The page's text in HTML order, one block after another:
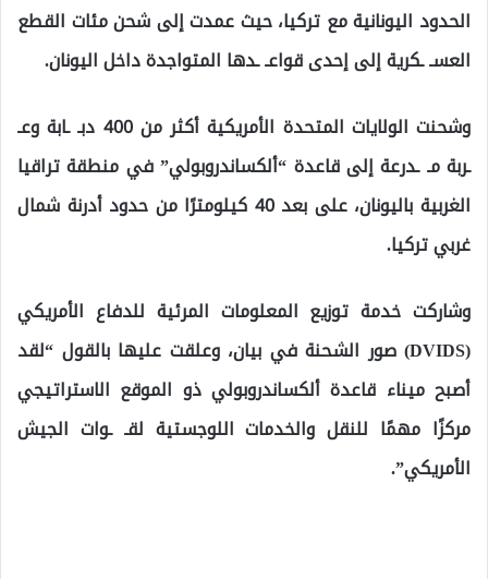
الحدود اليونانية مع تركيا، حيث عمدت إلى شحن مئات القطع
العسـ ـكرية إلى إحدى قواعـ ـدها المتواجدة داخل اليونان.
وشحنت الولايات المتحدة الأمريكية أكثر من 400 دبـ ـابة وعـ
ـربة مـ ـدرعة إلى قاعدة “ألكساندروبولي” في منطقة تراقيا
الغربية باليونان، على بعد 40 كيلومترًا من حدود أدرنة شمال
غربي تركيا.
وشاركت خدمة توزيع المعلومات المرئية للدفاع الأمريكي
(DVIDS) صور الشحنة في بيان، وعلقت عليها بالقول “لقد
أصبح ميناء قاعدة ألكساندروبولي ذو الموقع الاستراتيجي
مركزًا مهمًا للنقل والخدمات اللوجستية لقـ ـوات الجيش
الأمريكي”.